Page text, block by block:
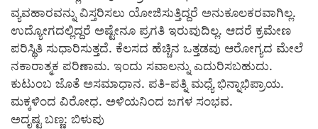
ವ್ಯವಹಾರವನ್ನು ವಿಸ್ತರಿಸಲು ಯೋಜಿಸುತ್ತಿದ್ದರೆ ಅನುಕೂಲಕರವಾಗಿಲ್ಲ.
ಉದ್ಯೋಗದಲ್ಲಿದ್ದರೆ ಅಷ್ಟೇನೂ ಪ್ರಗತಿ ಇರುವುದಿಲ್ಲ. ಆದರೆ ಕ್ರಮೇಣ
ಪರಿಸ್ಥಿತಿ ಸುಧಾರಿಸುತ್ತದೆ. ಕೆಲಸದ ಹೆಚ್ಚಿನ ಒತ್ತಡವು ಆರೋಗ್ಯದ ಮೇಲೆ
ನಕಾರಾತ್ಮಕ ಪರಿಣಾಮ. ಇಂದು ಸವಾಲನ್ನು ಎದುರಿಸಬಹುದು.
ಕುಟುಂಬ ಜೊತೆ ಅಸಮಾಧಾನ. ಪತಿ-ಪತ್ನಿ ಮಧ್ಯೆ ಭಿನ್ನಾಭಿಪ್ರಾಯ.
ಮಕ್ಕಳಿಂದ ವಿರೋಧ. ಅಳಿಯನಿಂದ ಜಗಳ ಸಂಭವ.
ಅದೃಷ್ಟ ಬಣ್ಣ: ಬಿಳುಪು